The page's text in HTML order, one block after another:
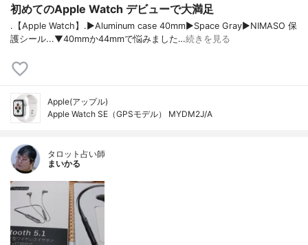
初めてのApple Watch デビューで大満足
.【Apple Watch】.▶︎Aluminum case 40mm▶︎Space Gray▶︎NIMASO 保
護シール...▼40mmか44mmで悩みました…続きを見る
Apple(アップル)
Apple Watch SE（GPSモデル） MYDM2J/A
タロット占い師
まいかる